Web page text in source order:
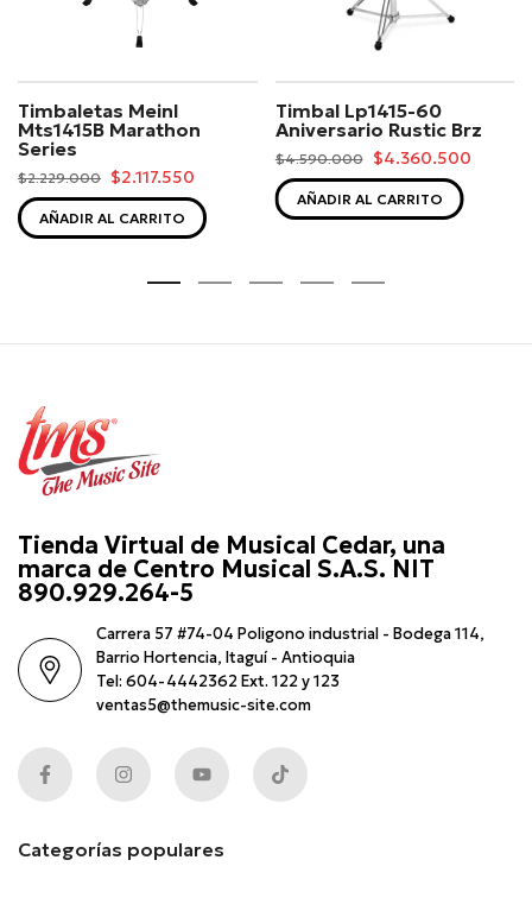
Timbaletas Meinl
Mts1415B Marathon
Series
$2.229.000 $2.117.550
AÑADIR AL CARRITO
Timbal Lp1415-60
Aniversario Rustic Brz
$4.590.000 $4.360.500
AÑADIR AL CARRITO
Tienda Virtual de Musical Cedar, una
marca de Centro Musical S.A.S. NIT
890.929.264-5
Carrera 57 #74-04 Poligono industrial - Bodega 114,
Barrio Hortencia, Itaguí - Antioquia
Tel: 604-4442362 Ext. 122 y 123
ventas5@themusic-site.com
Categorías populares